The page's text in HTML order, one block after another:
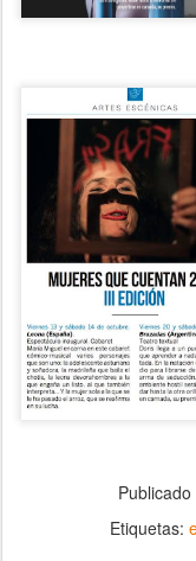
Publicado
Etiquetas: